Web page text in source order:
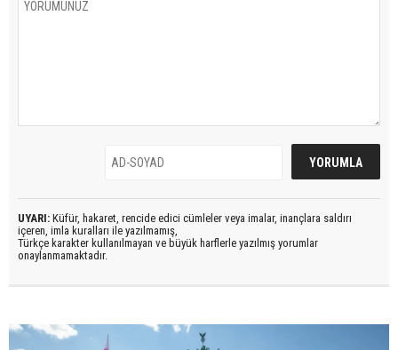
UYARI: Küfür, hakaret, rencide edici cümleler veya imalar, inançlara saldırı
içeren, imla kuralları ile yazılmamış,
Türkçe karakter kullanılmayan ve büyük harflerle yazılmış yorumlar
onaylanmamaktadır.